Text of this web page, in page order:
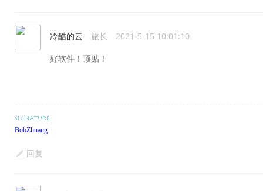
冷酷的云 旅长 2021-5-15 10:01:10
好软件！顶贴！
BobZhuang
回复